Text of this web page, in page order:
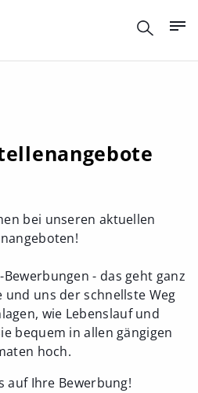
bei unseren aktuellen
- das geht ganz
und uns der schnellste Weg
wie Lebenslauf und
bequem in allen gängigen
hoch.
auf Ihre Bewerbung!